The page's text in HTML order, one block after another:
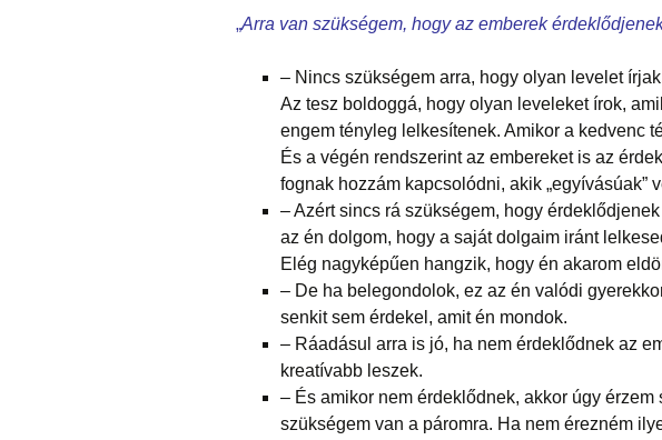
„Arra van szükségem, hogy az emberek
– Nincs szükségem arra, hogy olyan levelet
Az tesz boldoggá, hogy olyan leveleket írok,
engem tényleg lelkesítenek. Amikor a kedvenc
És a végén rendszerint az embereket is az
fognak hozzám kapcsolódni, akik „egyívásúak”
– Azért sincs rá szükségem, hogy
az én dolgom, hogy a saját dolgaim iránt
Elég nagyképűen hangzik, hogy én akarom
– De ha belegondolok, ez az én valódi
senkit sem érdekel, amit én mondok.
– Ráadásul arra is jó, ha nem érdeklődnek az
kreatívabb leszek.
– És amikor nem érdeklődnek, akkor úgy
szükségem van a páromra. Ha nem érezném